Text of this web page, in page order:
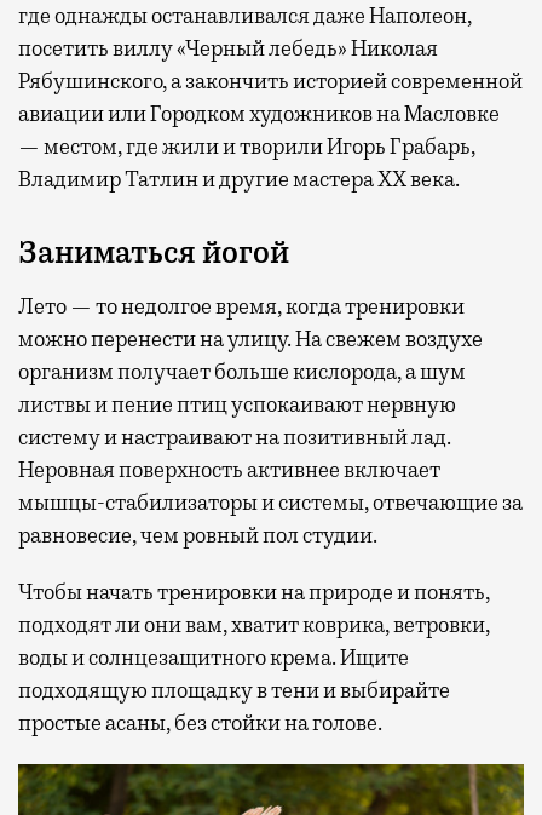
гдеоднажды останавливался даже Наполеон,
посетить виллу «Черный лебедь» Николая
Рябушинского, а закончить историей современной
авиации или Городком художников на Масловке
— местом, где жили и творили Игорь Грабарь,
Владимир Татлин и другие мастера XX века.
Заниматься йогой
Лето — то недолгое время, когда тренировки
можно перенести на улицу. На свежем воздухе
организм получает больше кислорода, а шум
листвы и пение птиц успокаивают нервную
систему и настраивают на позитивный лад.
Неровная поверхность активнее включает
мышцы-стабилизаторы и системы, отвечающие за
равновесие, чем ровный пол студии.
Чтобы начать тренировки на природе и понять,
подходят ли они вам, хватит коврика, ветровки,
воды и солнцезащитного крема. Ищите
подходящую площадку в тени и выбирайте
простые асаны, без стойки на голове.